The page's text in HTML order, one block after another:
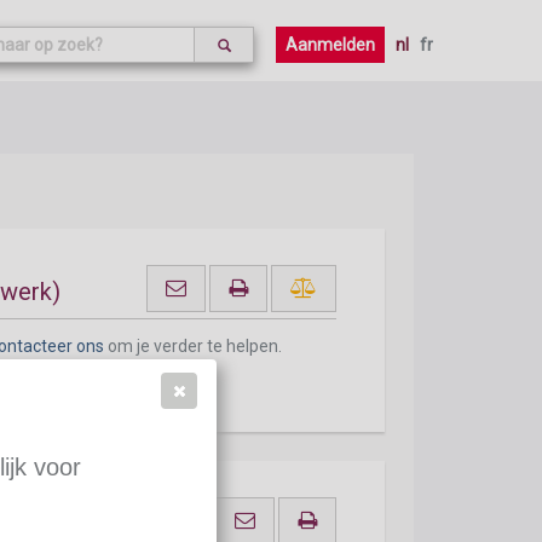
Aanmelden nl fr
ons om je verder te helpen.
voor